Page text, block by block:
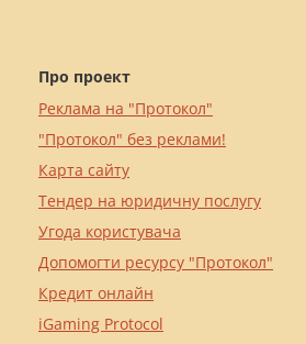
Про проект
Реклама на "Протокол"
"Протокол" без реклами!
Карта сайту
Тендер на юридичну послугу
Угода користувача
Допомогти ресурсу "Протокол"
Кредит онлайн
iGaming Protocol